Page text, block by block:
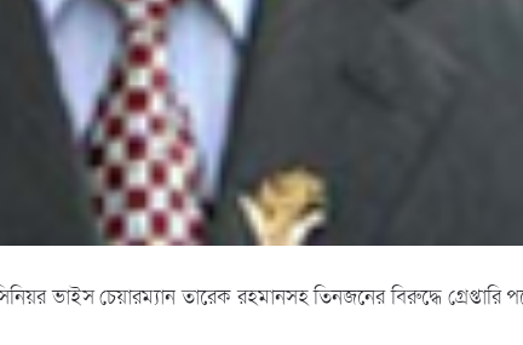
ভাইস চেয়ারম্যান তারেক রহমানসহ তিনজনের বিরুদ্ধে গ্রেপ্তারি